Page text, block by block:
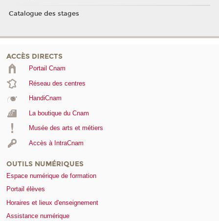
Catalogue des stages
ACCÈS DIRECTS
Portail Cnam
Réseau des centres
HandiCnam
La boutique du Cnam
Musée des arts et métiers
Accès à IntraCnam
OUTILS NUMÉRIQUES
Espace numérique de formation
Portail élèves
Horaires et lieux d'enseignement
Assistance numérique